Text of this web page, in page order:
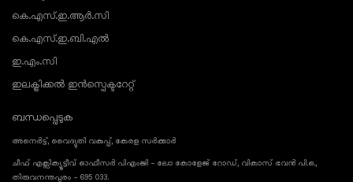
കെ.എസ്.ഇ.ആർ.സി
കെ.എസ്.ഇ.ബി.എൽ
ഇ.എം.സി
ഇലക്ട്രിക്കൽ ഇൻസ്പെക്ടറേറ്റ്
ബന്ധപ്പെടുക
അനെർട്ട്, വൈദ്യുതി വകുപ്പ്, കേരള സർക്കാർ
ചീഫ് എക്സിക്യൂട്ടീവ് ഓഫീസർ പിഎംജി - ലോ കോളേജ് റോഡ്, വികാസ് ഭവൻ പി.ഒ.,
തിരുവനന്തപുരം - 695 033.